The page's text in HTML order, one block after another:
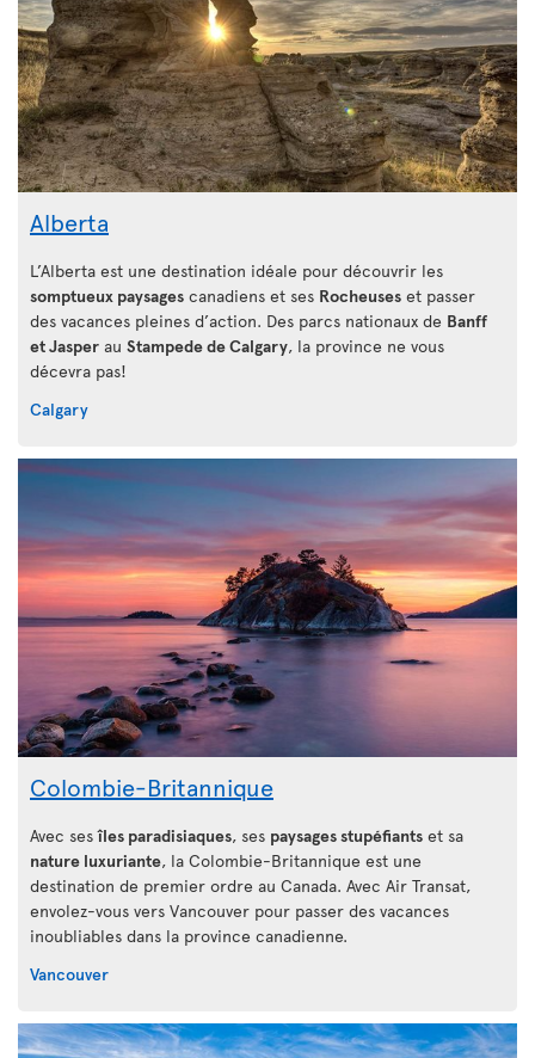
Alberta
L’Alberta est une destination idéale pour découvrir les
somptueux paysages canadiens et ses Rocheuses et passer
des vacances pleines d’action. Des parcs nationaux de Banff
et Jasper au Stampede de Calgary, la province ne vous
décevra pas!
Calgary
Colombie-Britannique
Avec sesîles paradisiaques, ses paysages stupéfiants et sa
nature luxuriante, la Colombie-Britannique est une
destination de premier ordre au Canada. Avec Air Transat,
envolez-vous vers Vancouver pour passer des vacances
inoubliables dans la province canadienne.
Vancouver